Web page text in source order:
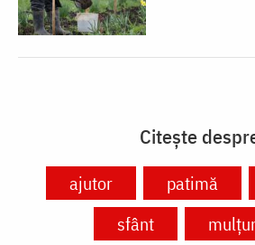
Citește
ajutor patimă
sfânt